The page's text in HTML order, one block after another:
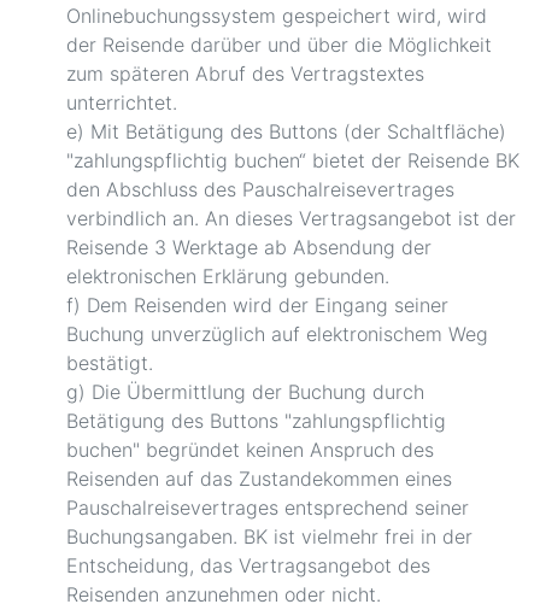
Onlinebuchungssystem gespeichert wird, wird
der Reisende darüber und über die Möglichkeit
zum späteren Abruf des Vertragstextes
unterrichtet.
e) Mit Betätigung des Buttons (der Schaltfläche)
"zahlungspflichtig buchen“ bietet der Reisende BK
den Abschluss des Pauschalreisevertrages
verbindlich an. An dieses Vertragsangebot ist der
Reisende 3 Werktage ab Absendung der
elektronischen Erklärung gebunden.
f) Dem Reisenden wird der Eingang seiner
Buchung unverzüglich auf elektronischem Weg
bestätigt.
g) Die Übermittlung der Buchung durch
Betätigung des Buttons "zahlungspflichtig
buchen" begründet keinen Anspruch des
Reisenden auf das Zustandekommen eines
Pauschalreisevertrages entsprechend seiner
Buchungsangaben. BK ist vielmehr frei in der
Entscheidung, das Vertragsangebot des
Reisenden anzunehmen oder nicht.